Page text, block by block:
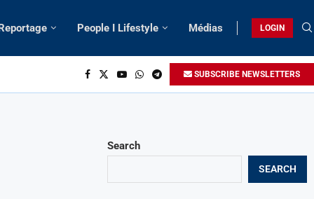
People I Lifestyle Médias LOGIN
SUBSCRIBE NEWSLETTERS
Search
SEARCH